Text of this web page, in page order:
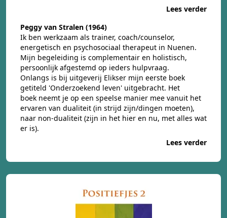
Lees verder
Peggy van Stralen (1964)
Ik ben werkzaam als trainer, coach/counselor,
energetisch en psychosociaal therapeut in Nuenen.
Mijn begeleiding is complementair en holistisch,
persoonlijk afgestemd op ieders hulpvraag.
Onlangs is bij uitgeverij Elikser mijn eerste boek
getiteld 'Onderzoekend leven' uitgebracht. Het
boek neemt je op een speelse manier mee vanuit het
ervaren van dualiteit (in strijd zijn/dingen moeten),
naar non-dualiteit (zijn in het hier en nu, met alles wat
er is).
Lees verder